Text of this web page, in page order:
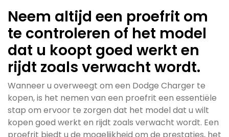
Neem altijd een proefrit om
te controleren of het model
dat u koopt goed werkt en
rijdt zoals verwacht wordt.
Wanneer u overweegt om een Dodge Charger te
kopen, is het nemen van een proefrit een essentiële
stap om ervoor te zorgen dat het model dat u wilt
kopen goed werkt en rijdt zoals verwacht wordt. Een